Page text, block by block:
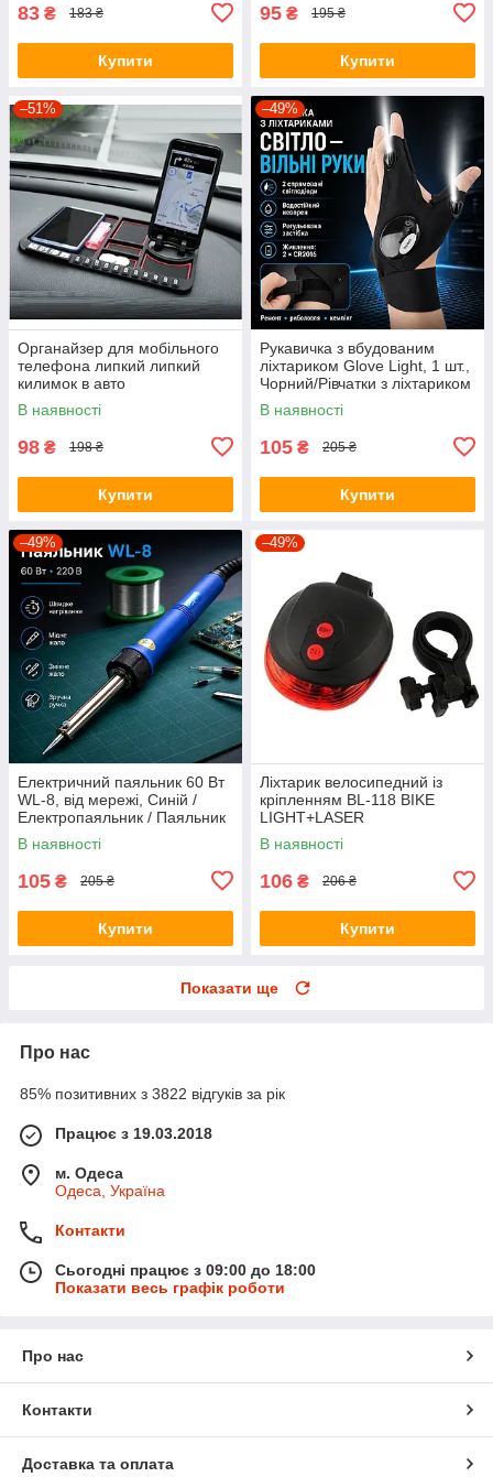
83 ₴ 183 ₴
Купити
95 ₴ 195 ₴
Купити
–51%
Органайзер для мобільного
телефона липкий липкий
килимок в авто
В наявності
98 ₴ 198 ₴
Купити
–49%
Рукавичка з вбудованим
ліхтариком Glove Light, 1 шт.,
Чорний/Рівчатки з ліхтариком
В наявності
105 ₴ 205 ₴
Купити
–49%
Електричний паяльник 60 Вт
WL-8, від мережі, Синій /
Електропаяльник / Паяльник
для мікросхем / Паяльник з
мідним жалом
В наявності
105 ₴ 205 ₴
Купити
–49%
Ліхтарик велосипедний із
кріпленням BL-118 BIKE
LIGHT+LASER
В наявності
106 ₴ 206 ₴
Купити
Показати ще
Про нас
85% позитивних з 3822 відгуків за рік
Працює з 19.03.2018
м. Одеса
Одеса, Україна
Контакти
Сьогодні працює з 09:00 до 18:00
Показати весь графік роботи
Про нас
Контакти
Доставка та оплата